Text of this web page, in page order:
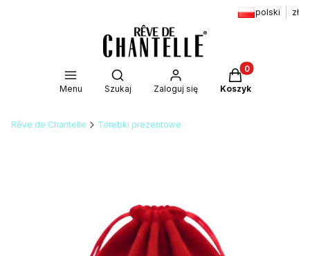
polski zł
Menu
Otwórz wyszukiwarkę
Szukaj Zaloguj się
Produkty w
Koszyk
Rêve de Chantelle Torebki prezentowe